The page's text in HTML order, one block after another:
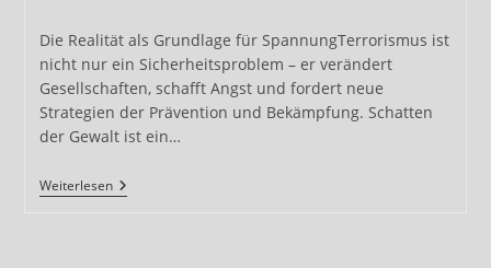
Die Realität als Grundlage für SpannungTerrorismus ist
nicht nur ein Sicherheitsproblem – er verändert
Gesellschaften, schafft Angst und fordert neue
Strategien der Prävention und Bekämpfung. Schatten
der Gewalt ist ein…
WeiterlesenSchatten
Der